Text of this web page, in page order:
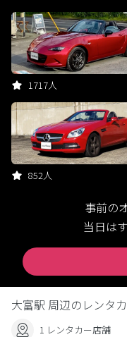
1717人
852人
事前の
当日は
大富駅 周辺のレンタ
1 レンタカー店舗